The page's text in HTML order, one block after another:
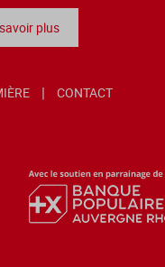
plus
CONTACT